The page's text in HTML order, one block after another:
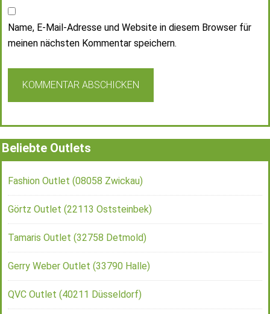
Name, E-Mail-Adresse und Website in diesem Browser für
meinen nächsten Kommentar speichern.
Beliebte Outlets
Fashion Outlet (08058 Zwickau)
Görtz Outlet (22113 Oststeinbek)
Tamaris Outlet (32758 Detmold)
Gerry Weber Outlet (33790 Halle)
QVC Outlet (40211 Düsseldorf)